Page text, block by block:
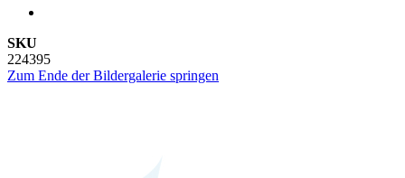
SKU
224395
Zum Ende der Bildergalerie springen